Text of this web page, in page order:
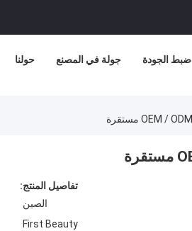
حولنا جولة في المصنع ضبط الجودة
تفاصيل المنتج:
الصين
First Beauty